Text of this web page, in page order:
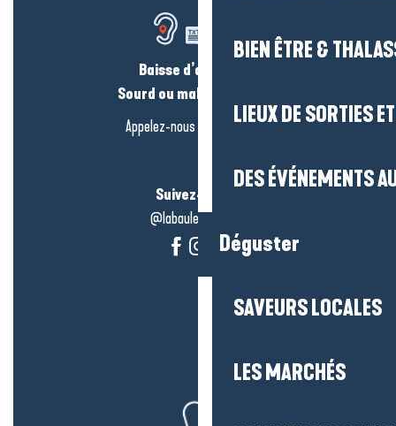
BIEN ÊTRE &
LIEUX DE SORTIES
DES ÉVÉNEMENTS
Déguster
SAVEURS LOCALES
LES MARCHÉS
Baisse d’audition ?
Sourd ou malentendant ?
Appelez-nous en
cliquant-ici
Suivez-nous !
@labauleguérande